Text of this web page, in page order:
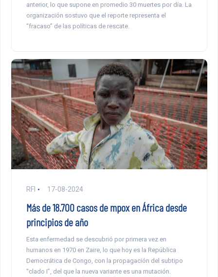
anterior, lo que supone en promedio 30 muertes por día. La
organización sostuvo que el reporte representa el
“fracaso” de las políticas de rescate.
RFI 17-08-2024
Más de 18.700 casos de mpox en África desde
principios de año
Esta enfermedad se descubrió por primera vez en
humanos en 1970 en Zaire, lo que hoy es la República
Democrática de Congo, con la propagación del subtipo
“clado I”, del que la nueva variante es una mutación.